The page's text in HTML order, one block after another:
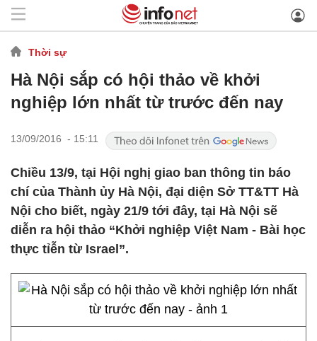
Thời sự
Hà Nội sắp có hội thảo về khởi
nghiệp lớn nhất từ trước đến nay
13/09/2016 - 15:11
Chiều 13/9, tại Hội nghị giao ban thông tin báo
chí của Thành ủy Hà Nội, đại diện Sở TT&TT Hà
Nội cho biết, ngày 21/9 tới đây, tại Hà Nội sẽ
diễn ra hội thảo “Khởi nghiệp Việt Nam - Bài học
thực tỉễn từ Israel”.